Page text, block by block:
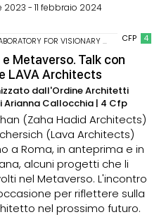
2023 - 11 febbraio 2024
CFP 4
FOR VISIONARY ARCHITECTURE
Metaverso. Talk con
LAVA Architects
dall'Ordine Architetti
Arianna Callocchia | 4 Cfp
(Zaha Hadid Architects)
(Lava Architects)
a Roma, in anteprima e in
alcuni progetti che li
nel Metaverso. L'incontro
per riflettere sulla
nel prossimo futuro.